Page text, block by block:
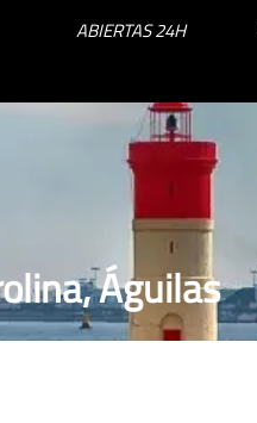
ABIERTAS 24H
Águilas